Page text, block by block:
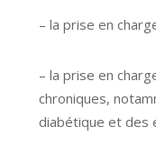
– la prise en
– la prise en
chroniques,
diabétique et des